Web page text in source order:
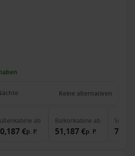
Keine alternativen
ab
€p. P.
Balkonkabine ab
51,187 €p. P.
Suite